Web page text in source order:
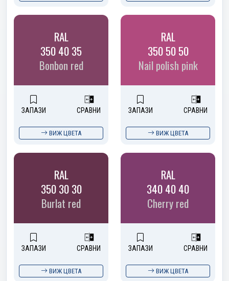
RAL
350 40 35
Bonbon red
ЗАПАЗИ СРАВНИ
ВИЖ ЦВЕТА
RAL
350 50 50
Nail polish pink
ЗАПАЗИ СРАВНИ
ВИЖ ЦВЕТА
RAL
350 30 30
Burlat red
ЗАПАЗИ СРАВНИ
ВИЖ ЦВЕТА
RAL
340 40 40
Cherry red
ЗАПАЗИ СРАВНИ
ВИЖ ЦВЕТА